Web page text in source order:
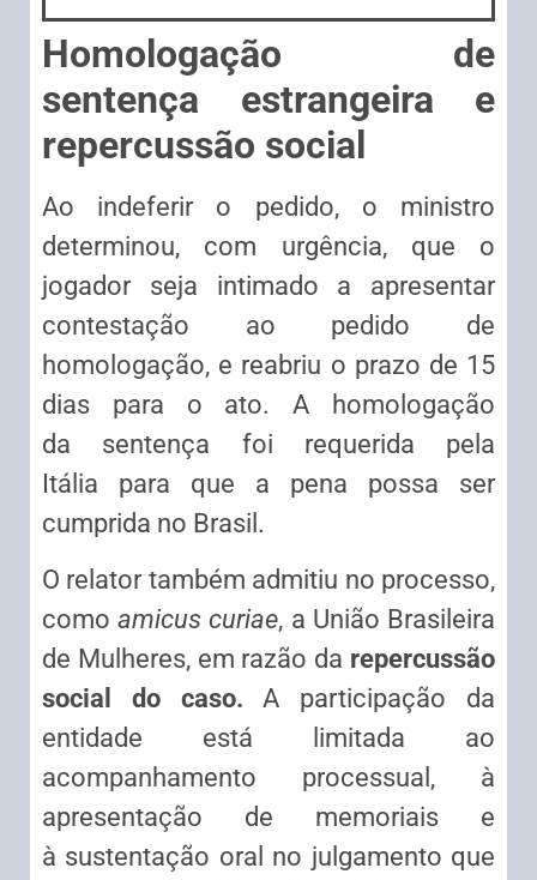
Homologação de
sentença estrangeira e
repercussão social
Ao indeferir o pedido, o ministro
determinou, com urgência, que o
jogador seja intimado a apresentar
contestação ao pedido de
homologação, e reabriu o prazo de 15
dias para o ato. A homologação
da sentença foi requerida pela
Itália para que a pena possa ser
cumprida no Brasil.
O relator também admitiu no processo,
comoamicus curiae, a União Brasileira
de Mulheres, em razão da repercussão
social do caso. A participação da
entidade está limitada ao
acompanhamento processual, à
apresentação de memoriais e
à sustentação oral no julgamento que